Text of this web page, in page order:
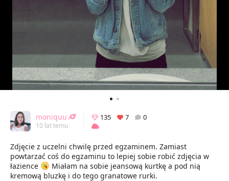
moniquu
10 lat temu
135 7 0
Zdjęcie z uczelni chwilę przed egzaminem. Zamiast
powtarzać coś do egzaminu to lepiej sobie robić zdjęcia w
łazience
Miałam na sobie jeansową kurtkę a pod nią
kremową bluzkę i do tego granatowe rurki.